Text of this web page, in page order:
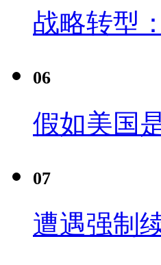
战略转型
06
假如美国
07
遭遇强制